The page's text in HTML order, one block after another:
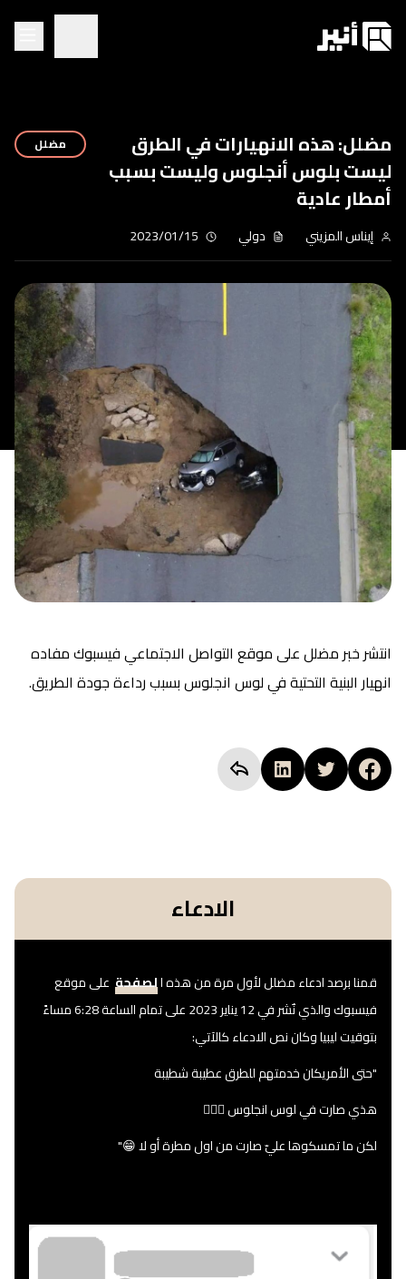
مضلل: هذه الانهيارات في الطرق
ليست بلوس أنجلوس وليست بسبب
أمطار عادية
مضلل
إيناس المزيني دولي 2023/01/15
انتشر خبر مضلل على موقع التواصل الاجتماعي فيسبوك مفاده
انهيار البنية التحتية في لوس انجلوس بسبب رداءة جودة الطريق.
الادعاء
قمنا برصد ادعاء مضلل لأول مرة من هذه الصفحة على موقع
فيسبوك والذي نٌشر في 12 يناير 2023 على تمام الساعة 6:28 مساءً
بتوقيت ليبيا وكان نص الادعاء كالآتي:
"حتى الأمريكان خدمتهم للطرق عطيبة شطيبة
هذي صارت في لوس انجلوس 🤦🏻‍♂
لكن ما تمسكوها عليّ صارت من اول مطرة أو لا 😁"